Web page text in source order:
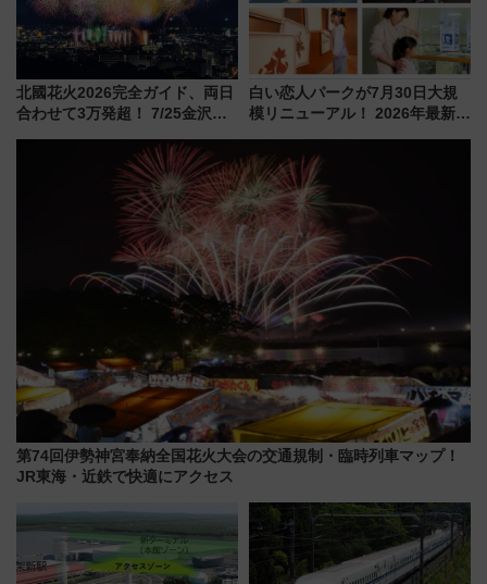
北國花火2026完全ガイド、両日
合わせて3万発超！ 7/25金沢大
会の日程・アクセス・観覧席ま
とめ（石川県）
白い恋人パークが7月30日大規
模リニューアル！ 2026年最新の
と料金・アクセスを徹底解説
（札幌市）
第74回伊勢神宮奉納全国花火大会の交通規制・臨時列車マップ！
JR東海・近鉄で快適にアクセス